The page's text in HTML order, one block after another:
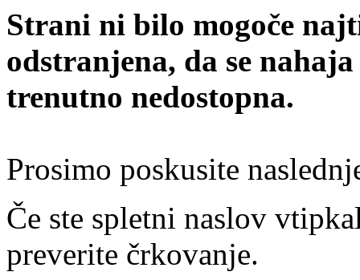
Strani ni bilo mogoče
odstranjena, da se
trenutno nedostopna.
Prosimo poskusite
Če ste spletni naslov
preverite črkovanje.